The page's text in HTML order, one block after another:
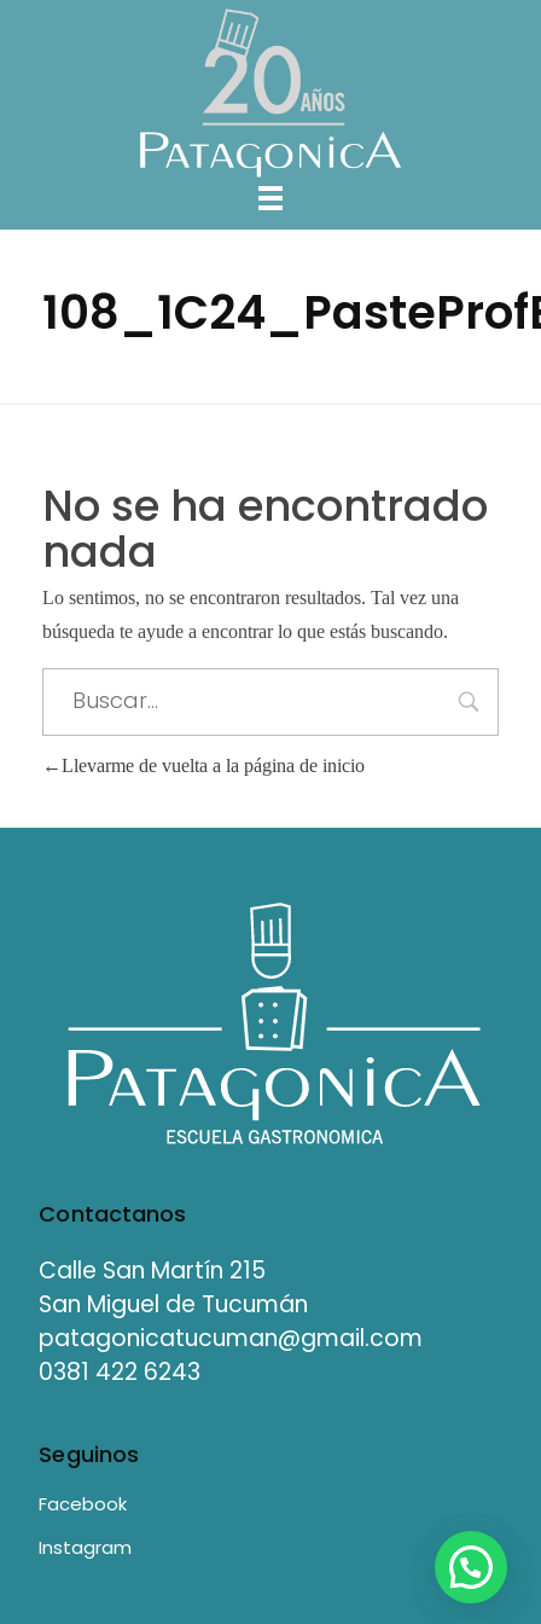
No se ha encontrado
nada
Lo sentimos, no se encontraron resultados. Tal vez una
búsqueda te ayude a encontrar lo que estás buscando.
Llevarme de vuelta a la página de inicio
Contactanos
Calle San Martín 215
San Miguel de Tucumán
patagonicatucuman@gmail.com
0381 422 6243
Seguinos
Facebook
Instagram